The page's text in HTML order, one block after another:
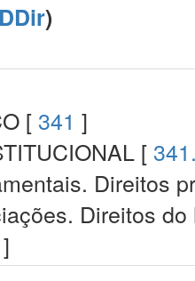
)
[ 341 ]
[
Direitos
Direitos
]